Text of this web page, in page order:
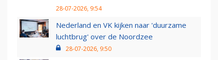
28-07-2026, 9:54
Nederland en VK kijken naar 'duurzame
luchtbrug' over de Noordzee
28-07-2026, 9:50